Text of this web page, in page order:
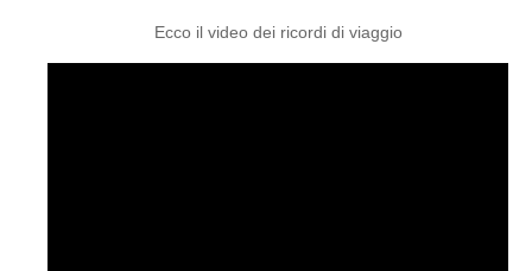
Ecco il video dei ricordi di viaggio